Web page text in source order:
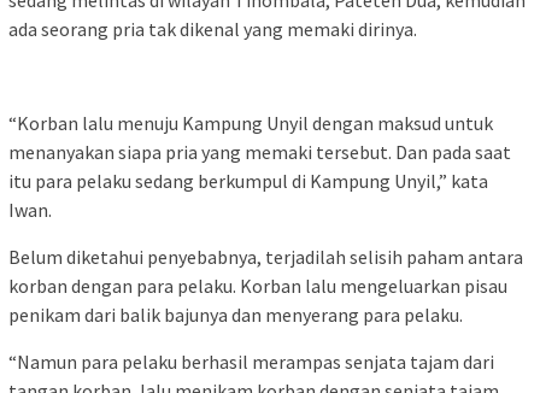
ada seorang pria tak dikenal yang memaki dirinya.
“Korban lalu menuju Kampung Unyil dengan maksud untuk
menanyakan siapa pria yang memaki tersebut. Dan pada saat
itu para pelaku sedang berkumpul di Kampung Unyil,” kata
Iwan.
Belum diketahui penyebabnya, terjadilah selisih paham antara
korban dengan para pelaku. Korban lalu mengeluarkan pisau
penikam dari balik bajunya dan menyerang para pelaku.
“Namun para pelaku berhasil merampas senjata tajam dari